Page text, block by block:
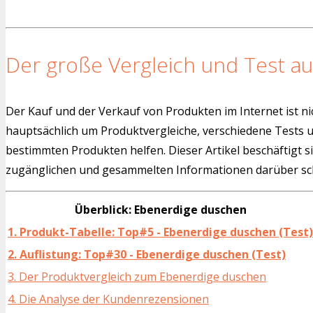
Der große Vergleich und Test
Der Kauf und der Verkauf von Produkten im Internet ist
hauptsächlich um Produktvergleiche, verschiedene Tests
bestimmten Produkten helfen. Dieser Artikel beschäftigt
zugänglichen und gesammelten Informationen darüber
Überblick: Ebenerdige duschen
1. Produkt-Tabelle: Top#5 - Ebenerdige duschen (Test)
2. Auflistung: Top#30 - Ebenerdige duschen (Test)
3. Der Produktvergleich zum Ebenerdige duschen
4. Die Analyse der Kundenrezensionen